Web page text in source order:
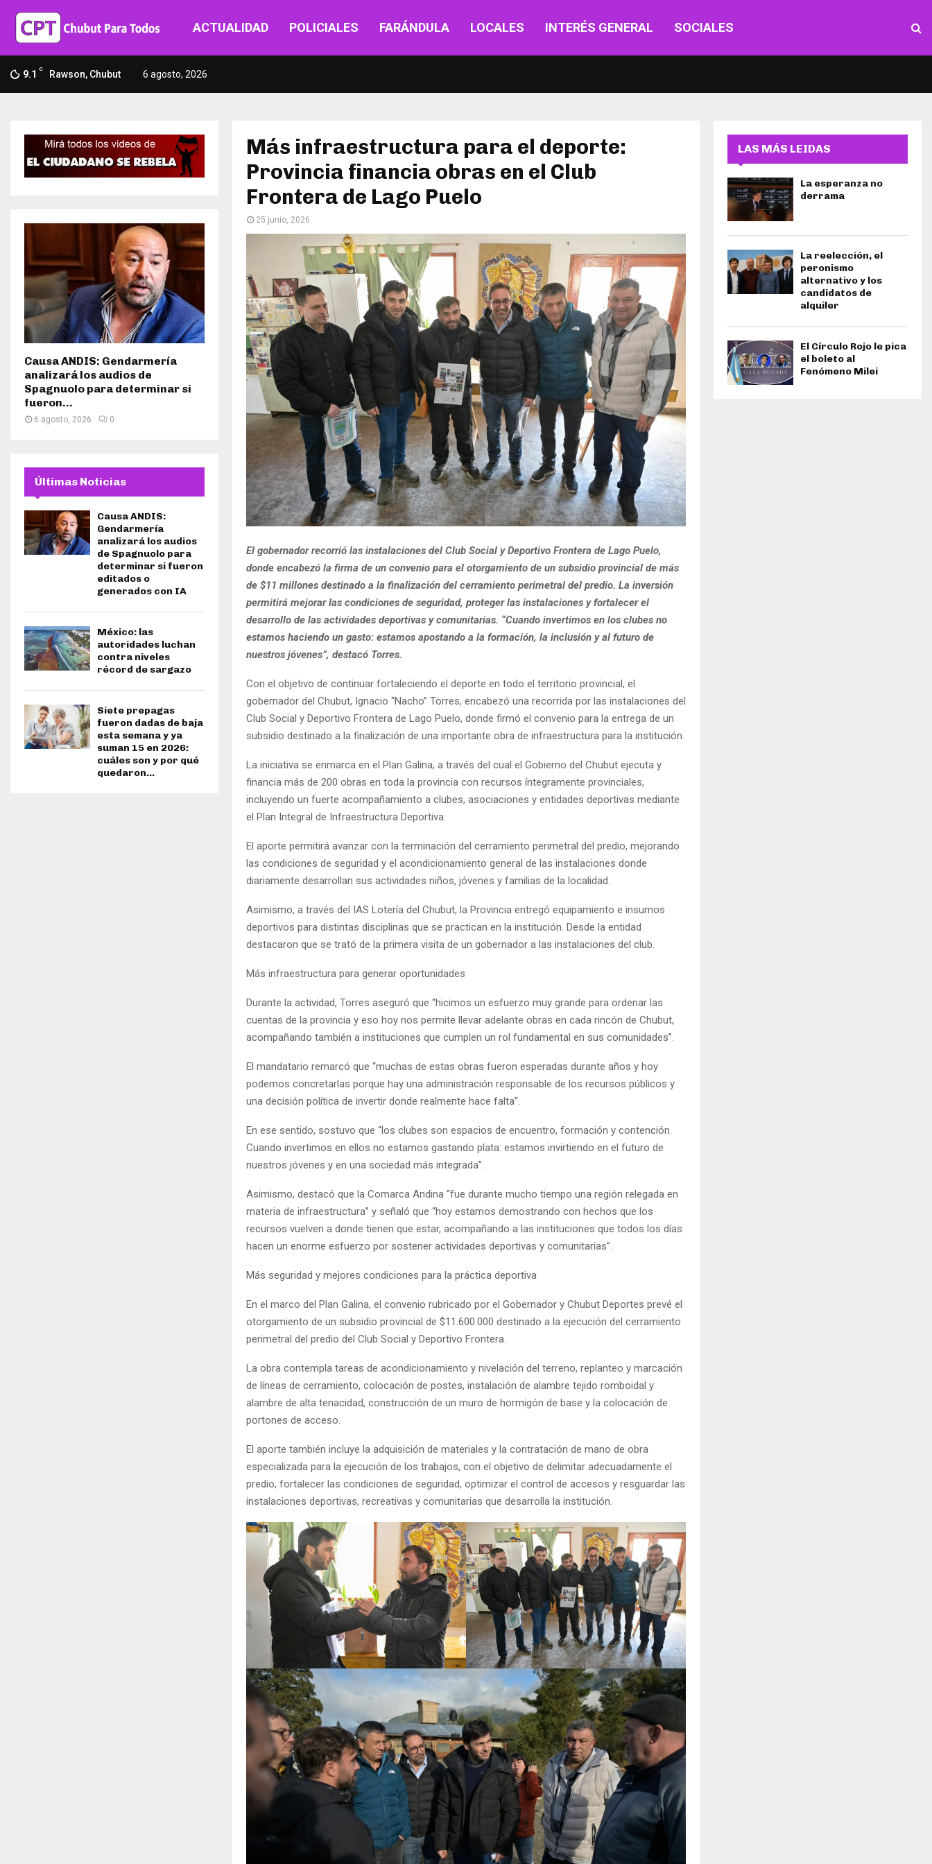
ACTUALIDAD POLICIALES FARÁNDULA LOCALES INTERÉS GENERAL SOCIALES
9.1 C Rawson, Chubut 6 agosto, 2026
Más infraestructura para el deporte:
Provincia financia obras en el Club
Frontera de Lago Puelo
25 junio, 2026
El gobernador recorrió las instalaciones del Club Social y Deportivo Frontera de Lago Puelo,
donde encabezó la firma de un convenio para el otorgamiento de un subsidio provincial de más
de $11 millones destinado a la finalización del cerramiento perimetral del predio. La inversión
permitirá mejorar las condiciones de seguridad, proteger las instalaciones y fortalecer el
desarrollo de las actividades deportivas y comunitarias. “Cuando invertimos en los clubes no
estamos haciendo un gasto: estamos apostando a la formación, la inclusión y al futuro de
nuestros jóvenes”, destacó Torres.
Con el objetivo de continuar fortaleciendo el deporte en todo el territorio provincial, el
gobernador del Chubut, Ignacio “Nacho” Torres, encabezó una recorrida por las instalaciones del
Club Social y Deportivo Frontera de Lago Puelo, donde firmó el convenio para la entrega de un
subsidio destinado a la finalización de una importante obra de infraestructura para la institución.
La iniciativa se enmarca en el Plan Galina, a través del cual el Gobierno del Chubut ejecuta y
financia más de 200 obras en toda la provincia con recursos íntegramente provinciales,
incluyendo un fuerte acompañamiento a clubes, asociaciones y entidades deportivas mediante
el Plan Integral de Infraestructura Deportiva.
El aporte permitirá avanzar con la terminación del cerramiento perimetral del predio, mejorando
las condiciones de seguridad y el acondicionamiento general de las instalaciones donde
diariamente desarrollan sus actividades niños, jóvenes y familias de la localidad.
Asimismo, a través del IAS Lotería del Chubut, la Provincia entregó equipamiento e insumos
deportivos para distintas disciplinas que se practican en la institución. Desde la entidad
destacaron que se trató de la primera visita de un gobernador a las instalaciones del club.
Más infraestructura para generar oportunidades
Durante la actividad, Torres aseguró que “hicimos un esfuerzo muy grande para ordenar las
cuentas de la provincia y eso hoy nos permite llevar adelante obras en cada rincón de Chubut,
acompañando también a instituciones que cumplen un rol fundamental en sus comunidades”.
El mandatario remarcó que “muchas de estas obras fueron esperadas durante años y hoy
podemos concretarlas porque hay una administración responsable de los recursos públicos y
una decisión política de invertir donde realmente hace falta”.
En ese sentido, sostuvo que “los clubes son espacios de encuentro, formación y contención.
Cuando invertimos en ellos no estamos gastando plata: estamos invirtiendo en el futuro de
nuestros jóvenes y en una sociedad más integrada”.
Asimismo, destacó que la Comarca Andina “fue durante mucho tiempo una región relegada en
materia de infraestructura” y señaló que “hoy estamos demostrando con hechos que los
recursos vuelven a donde tienen que estar, acompañando a las instituciones que todos los días
hacen un enorme esfuerzo por sostener actividades deportivas y comunitarias”.
Más seguridad y mejores condiciones para la práctica deportiva
En el marco del Plan Galina, el convenio rubricado por el Gobernador y Chubut Deportes prevé el
otorgamiento de un subsidio provincial de $11.600.000 destinado a la ejecución del cerramiento
perimetral del predio del Club Social y Deportivo Frontera.
La obra contempla tareas de acondicionamiento y nivelación del terreno, replanteo y marcación
de líneas de cerramiento, colocación de postes, instalación de alambre tejido romboidal y
alambre de alta tenacidad, construcción de un muro de hormigón de base y la colocación de
portones de acceso.
El aporte también incluye la adquisición de materiales y la contratación de mano de obra
especializada para la ejecución de los trabajos, con el objetivo de delimitar adecuadamente el
predio, fortalecer las condiciones de seguridad, optimizar el control de accesos y resguardar las
instalaciones deportivas, recreativas y comunitarias que desarrolla la institución.
Causa ANDIS: Gendarmería
analizará los audios de
Spagnuolo para determinar si
fueron...
6 agosto, 2026 0
Últimas Noticias
Causa ANDIS:
Gendarmería
analizará los audios
de Spagnuolo para
determinar si fueron
editados o
generados con IA
México: las
autoridades luchan
contra niveles
récord de sargazo
Siete prepagas
fueron dadas de baja
esta semana y ya
suman 15 en 2026:
cuáles son y por qué
quedaron...
LAS MÁS LEIDAS
La esperanza no
derrama
La reelección, el
peronismo
alternativo y los
candidatos de
alquiler
El Círculo Rojo le pica
el boleto al
Fenómeno Milei